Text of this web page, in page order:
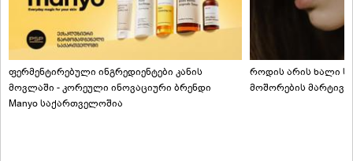
ფერმენტირებული ინგრედიენტები კანის
მოვლაში - კორეული ინოვაციური ბრენდი
Manyo საქართველოშია
როდის არის ხალი
მოშორების